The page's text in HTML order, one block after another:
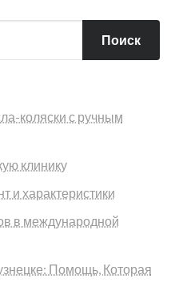
Поиск
коляски с ручным
клинику
и характеристики
в международной
Помощь, Которая